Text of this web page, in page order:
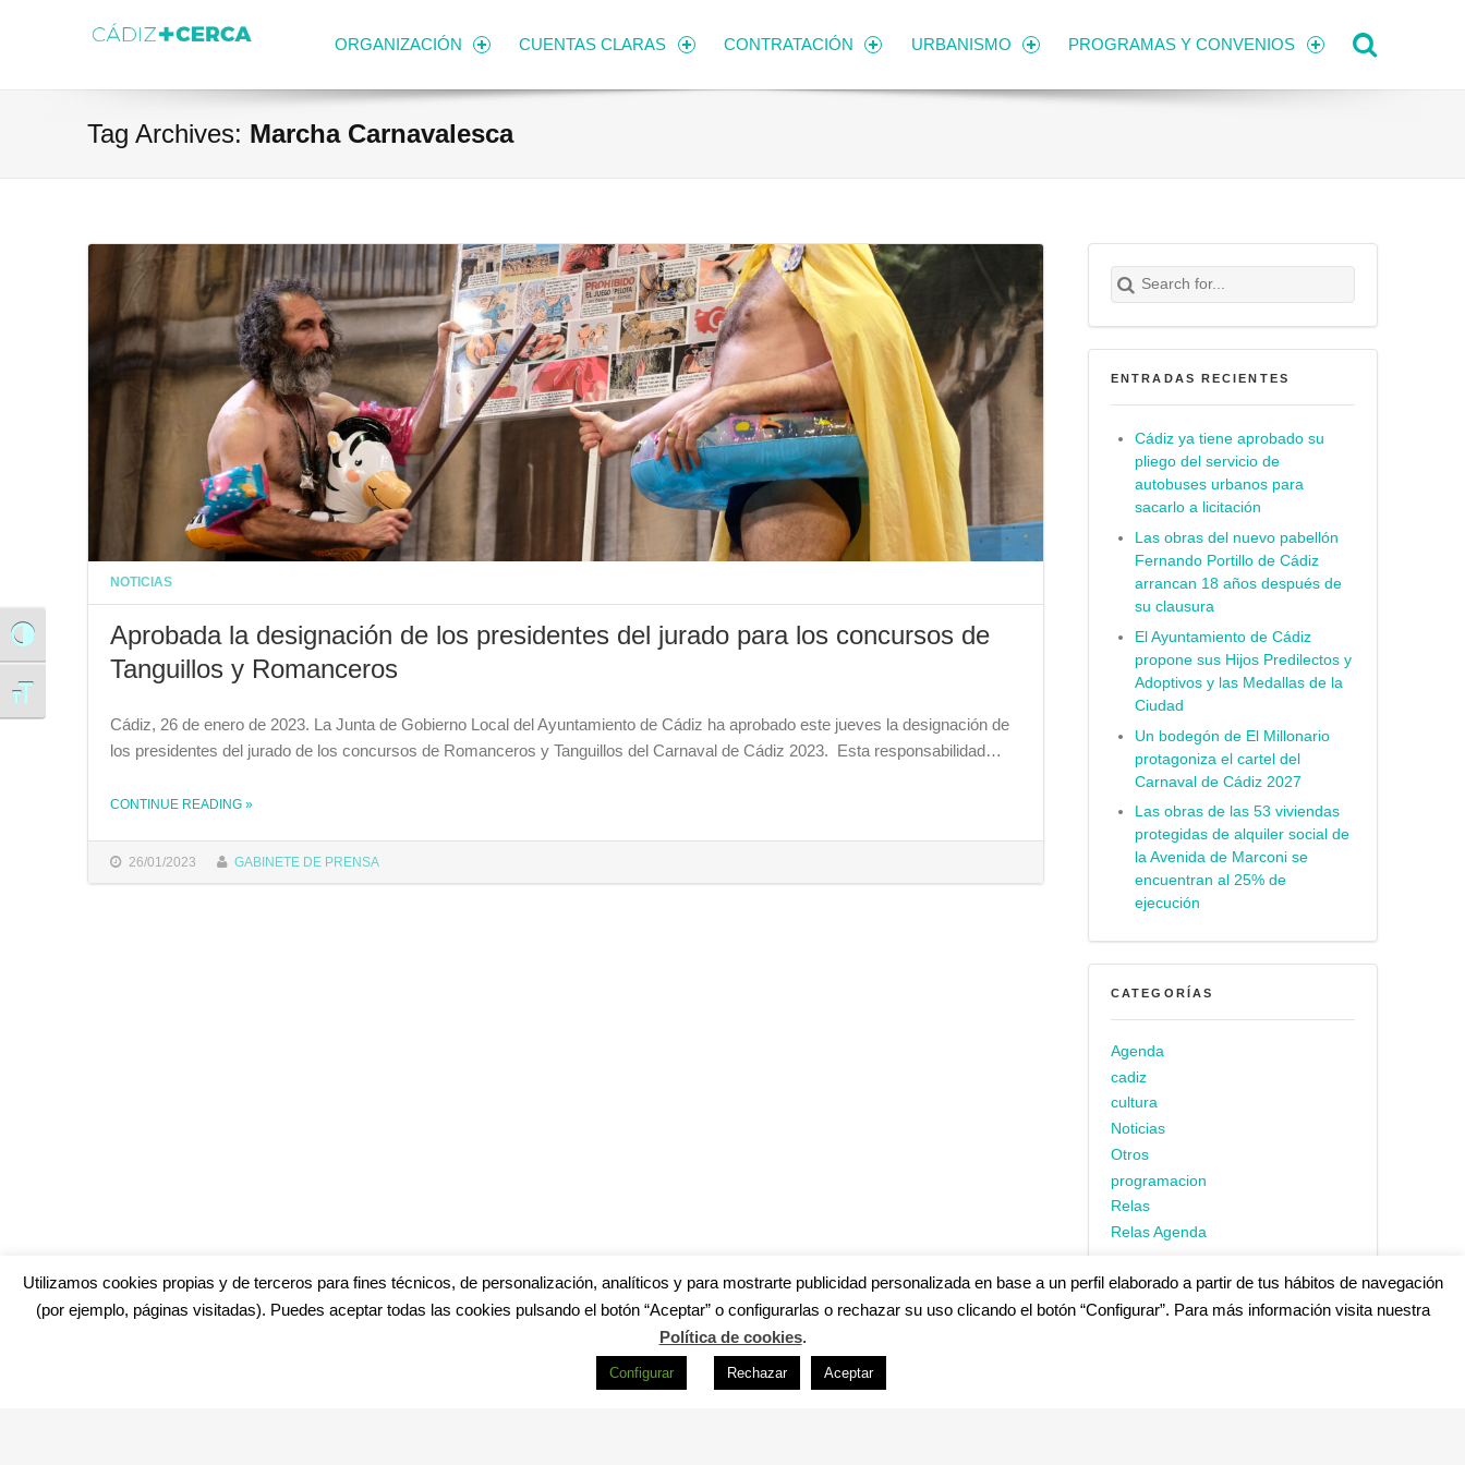
Alternar alto contraste
Alternar tamaño de letra
ORGANIZACIÓN CUENTAS CLARAS CONTRATACIÓN URBANISMO PROGRAMAS Y CONVENIOS
Tag Archives: Marcha Carnavalesca
NOTICIAS
Aprobada la designación de los presidentes del jurado para los concursos de
Tanguillos y Romanceros
26/01/2023 GABINETE DE PRENSA
Cádiz, 26 de enero de 2023. La Junta de Gobierno Local del Ayuntamiento de Cádiz ha aprobado este jueves la designación de
los presidentes del jurado de los concursos de Romanceros y Tanguillos del Carnaval de Cádiz 2023. Esta responsabilidad…
CONTINUE READING THE "APROBADA LA DESIGNACIÓN DE LOS PRESIDENTES DEL JURADO PARA LOS CONCURSOS DE TANGUILLOS Y ROMANCEROS"
»
Search for:
Buscar
ENTRADAS RECIENTES
Cádiz ya tiene aprobado su
pliego del servicio de
autobuses urbanos para
sacarlo a licitación
Las obras del nuevo pabellón
Fernando Portillo de Cádiz
arrancan 18 años después de
su clausura
El Ayuntamiento de Cádiz
propone sus Hijos Predilectos y
Adoptivos y las Medallas de la
Ciudad
Un bodegón de El Millonario
protagoniza el cartel del
Carnaval de Cádiz 2027
Las obras de las 53 viviendas
protegidas de alquiler social de
la Avenida de Marconi se
encuentran al 25% de
ejecución
CATEGORÍAS
Agenda
cadiz
cultura
Noticias
Otros
programacion
Relas
Relas Agenda
Utilizamos cookies propias y de terceros para fines técnicos, de personalización, analíticos y para mostrarte publicidad personalizada en base a un perfil elaborado a partir de tus hábitos de navegación
(por ejemplo, páginas visitadas). Puedes aceptar todas las cookies pulsando el botón “Aceptar” o configurarlas o rechazar su uso clicando el botón “Configurar”. Para más información visita nuestra
Política de cookies.
Configurar Rechazar Aceptar